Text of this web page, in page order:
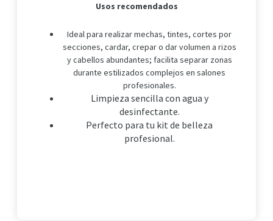
Usos recomendados
Ideal para realizar mechas, tintes, cortes por
secciones, cardar, crepar o dar volumen a rizos
y cabellos abundantes; facilita separar zonas
durante estilizados complejos en salones
profesionales.
Limpieza sencilla con agua y
desinfectante.
Perfecto para tu kit de belleza
profesional.